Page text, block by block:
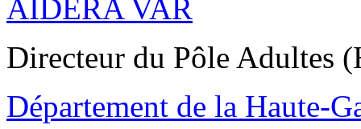
AIDERA VAR
Directeur du Pôle Adultes
Département de la Haute-